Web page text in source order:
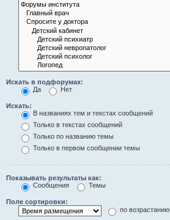
Искать в подфорумах:
Да
Нет
Искать:
В названиях тем и текстах сообщений
Только в текстах сообщений
Только по названию темы
Только в первом сообщении темы
Показывать результаты как:
Сообщения
Темы
Поле сортировки:
по возрастанию